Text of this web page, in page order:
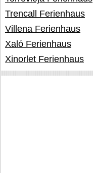
Trencall Ferienhaus
Villena Ferienhaus
Xaló Ferienhaus
Xinorlet Ferienhaus